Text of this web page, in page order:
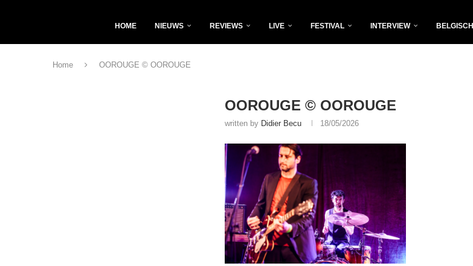
HOME NIEUWS REVIEWS LIVE FESTIVAL INTERVIEW BELGISCH
Home OOROUGE © OOROUGE
OOROUGE © OOROUGE
written by Didier Becu 18/05/2026